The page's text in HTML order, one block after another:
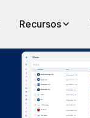
Recursos